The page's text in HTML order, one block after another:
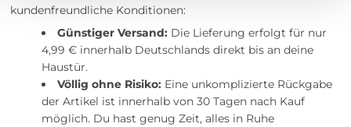
kundenfreundliche Konditionen:
Günstiger Versand: Die Lieferung erfolgt für nur
4,99 € innerhalb Deutschlands direkt bis an deine
Haustür.
Völlig ohne Risiko: Eine unkomplizierte Rückgabe
der Artikel ist innerhalb von 30 Tagen nach Kauf
möglich. Du hast genug Zeit, alles in Ruhe